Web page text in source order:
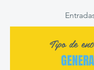
Tipo de